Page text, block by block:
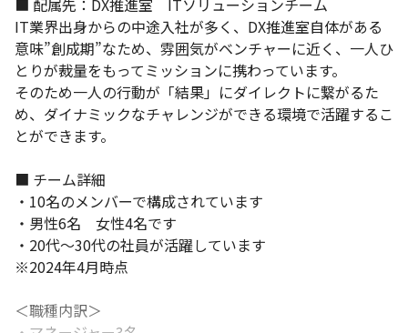
事業の立ち上げフェーズに挑戦できます。
■ 配属先：DX推進室　ITソリューションチーム
IT業界出身からの中途入社が多く、DX推進室自体がある
意味”創成期”なため、雰囲気がベンチャーに近く、一人ひ
とりが裁量をもってミッションに携わっています。
そのため一人の行動が「結果」にダイレクトに繋がるた
め、ダイナミックなチャレンジができる環境で活躍するこ
とができます。
■ チーム詳細
・10名のメンバーで構成されています
・男性6名　女性4名です
・20代～30代の社員が活躍しています
※2024年4月時点
＜職種内訳＞